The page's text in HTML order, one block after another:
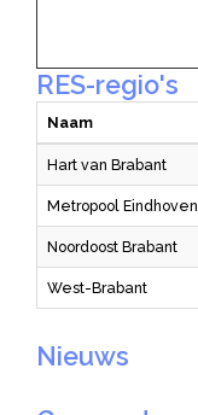
RES-regio's
Naam
Hart van Brabant
Metropool Eindhoven
Noordoost Brabant
West-Brabant
Nieuws